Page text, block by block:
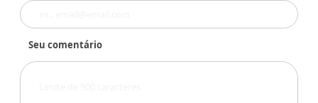
Seu comentário